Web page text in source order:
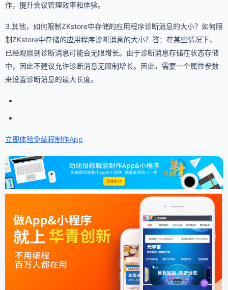
作，提升会议管理效率和体验。
3.其他，如何限制ZKstore中存储的应用程序诊断消息的大小？如何限
制ZKstore中存储的应用程序诊断消息的大小？答：在某些情况下，
已经观察到诊断消息可能会无限增长。由于诊断消息存储在状态存储
中，因此不建议允许诊断消息无限制增长。因此，需要一个属性参数
来设置诊断消息的最大长度。
立即体验免编程制作App